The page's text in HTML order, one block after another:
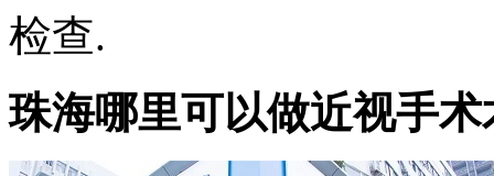
检查.
珠海哪里可以做近视手